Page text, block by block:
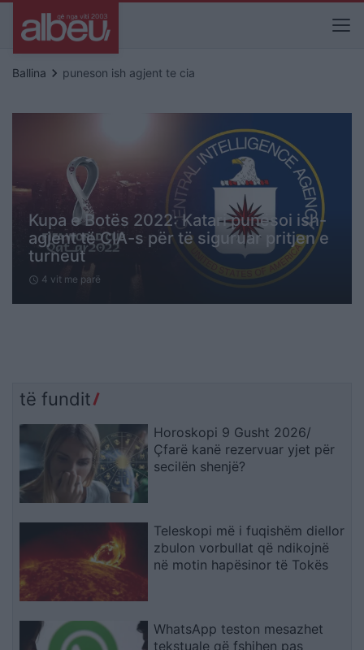
Ballina keyboard_arrow_right puneson ish agjent te cia
Kupa e Botës 2022: Katari punësoi ish-
agjent të CIA-s për të siguruar pritjen e
turneut
schedule 4 vit me parë
të fundit
Horoskopi 9 Gusht 2026/
Çfarë kanë rezervuar yjet për
secilën shenjë?
Teleskopi më i fuqishëm diellor
zbulon vorbullat që ndikojnë
në motin hapësinor të Tokës
WhatsApp teston mesazhet
tekstuale që fshihen pas